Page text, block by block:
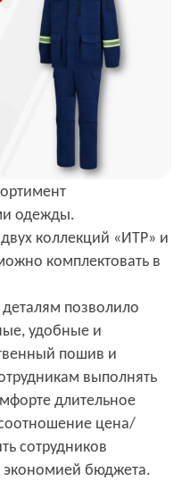
одежды.
коллекций «ИТР» и
комплектовать в
позволило
удобные и
пошив и
выполнять
длительное
цена/
сотрудников
экономией бюджета.